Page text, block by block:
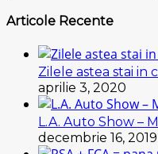
Articole Recente
Zilele astea stai in
aprilie 3, 2020
L.A. Auto Show –
decembrie 16, 2019